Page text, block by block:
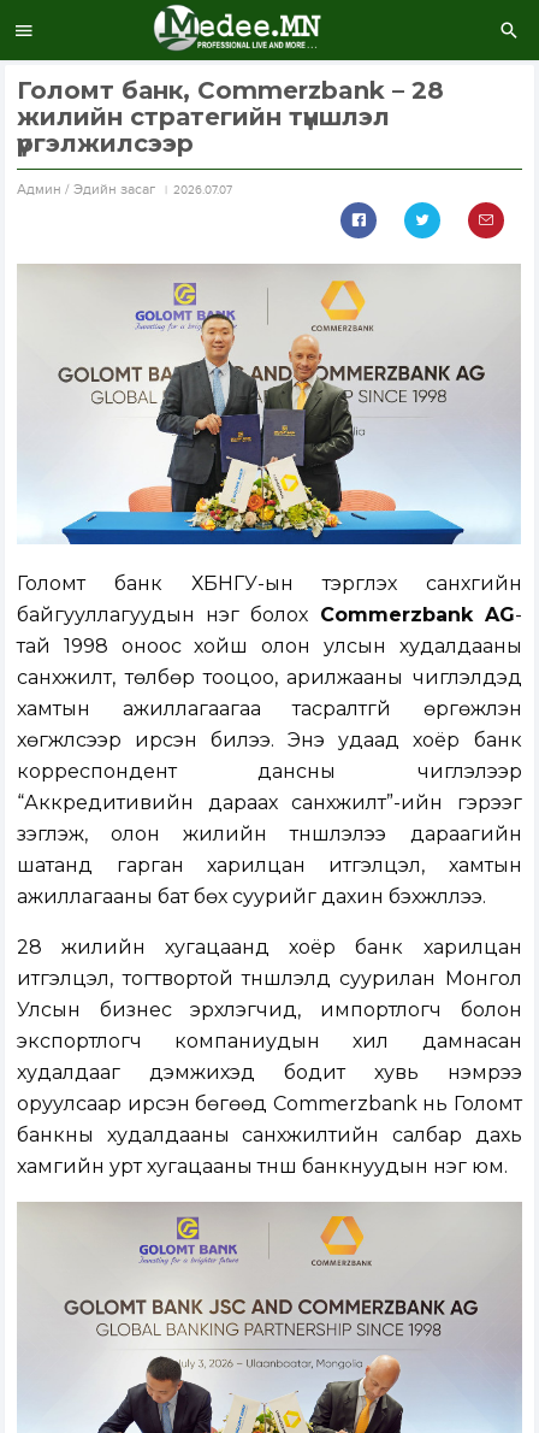
Голомт банк, Commerzbank – 28
жилийн стратегийн түншлэл
үргэлжилсээр
Aдмин / Эдийн засаг 2026.07.07
Голомт банк ХБНГУ-ын тэргүүлэх санхүүгийн
байгууллагуудын нэг болох Commerzbank AG-
тай 1998 оноос хойш олон улсын худалдааны
санхүүжилт, төлбөр тооцоо, арилжааны чиглэлүүдэд
хамтын ажиллагаагаа тасралтгүй өргөжүүлэн
хөгжүүлсээр ирсэн билээ. Энэ удаад хоёр банк
корреспондент дансны чиглэлээр
“Аккредитивийн дараах санхүүжилт”-ийн гэрээг
үзэглэж, олон жилийн түншлэлээ дараагийн
шатанд гарган харилцан итгэлцэл, хамтын
ажиллагааны бат бөх суурийг дахин бэхжүүллээ.
28 жилийн хугацаанд хоёр банк харилцан
итгэлцэл, тогтвортой түншлэлд суурилан Монгол
Улсын бизнес эрхлэгчид, импортлогч болон
экспортлогч компаниудын хил дамнасан
худалдааг дэмжихэд бодит хувь нэмрээ
оруулсаар ирсэн бөгөөд Commerzbank нь Голомт
банкны худалдааны санхүүжилтийн салбар дахь
хамгийн урт хугацааны түнш банкнуудын нэг юм.